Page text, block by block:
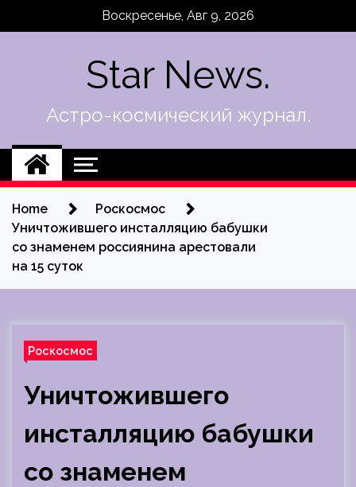
Воскресенье, Авг 9, 2026
Star News.
Астро-космический журнал.
Home
Роскосмос
Уничтожившего инсталляцию бабушки
со знаменем россиянина арестовали
на 15 суток
Роскосмос
Уничтожившего
инсталляцию бабушки
со знаменем